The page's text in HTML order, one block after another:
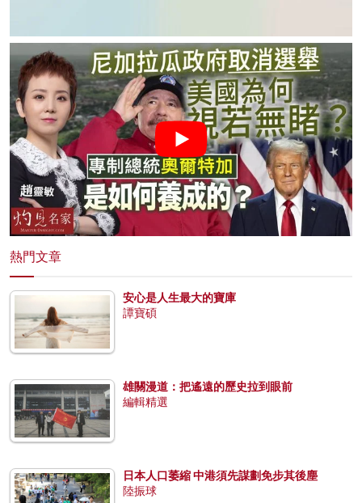
熱門文章
安心是人生最大的寶庫
譚寶碩
雄關漫道：把遙遠的歷史拉到眼前
編輯精選
日本人口萎縮 中港須先謀劃免步其後塵
陸振球